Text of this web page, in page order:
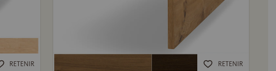
RETENIR RETENIR